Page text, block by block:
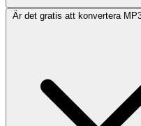
Är det gratis att konvertera